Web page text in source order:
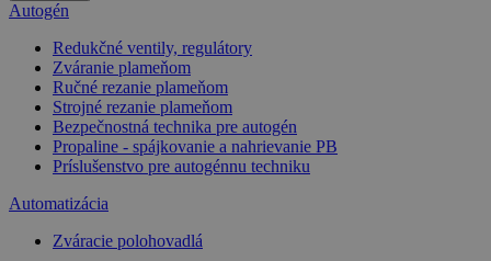
Autogén
Redukčné ventily, regulátory
Zváranie plameňom
Ručné rezanie plameňom
Strojné rezanie plameňom
Bezpečnostná technika pre autogén
Propaline - spájkovanie a nahrievanie PB
Príslušenstvo pre autogénnu techniku
Automatizácia
Zváracie polohovadlá